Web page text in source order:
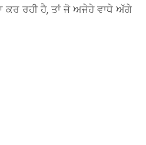
ਕਰ ਰਹੀ ਹੈ, ਤਾਂ ਜੋ ਅਜੇਹੇ ਵਾਧੇ ਅੱਗੇ